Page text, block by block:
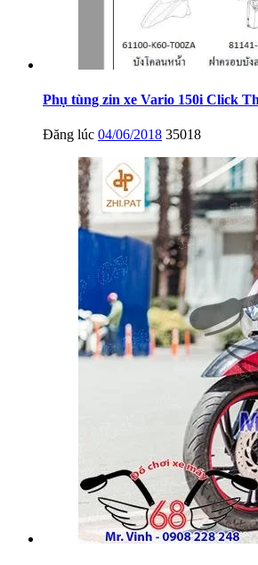
Phụ tùng zin xe Vario 150i Click
Đăng lúc 04/06/2018 35018